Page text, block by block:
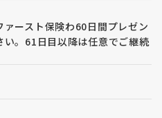
ースト保険わ60日間プレゼン
い。61日目以降は任意でご継続